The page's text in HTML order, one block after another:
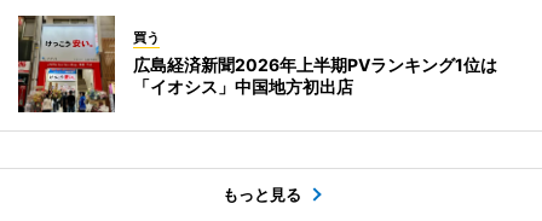
買う
広島経済新聞2026年上半期PVランキング1位は
「イオシス」中国地方初出店
もっと見る